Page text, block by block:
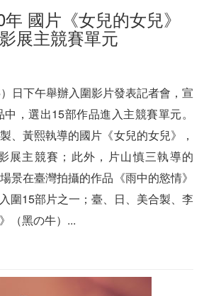
國片《女兒的女兒》
展主競賽單元
日下午舉辦入圍影片發表記者會，宣
，選出15部作品進入主競賽單元。
、黃熙執導的國片《女兒的女兒》，
展主競賽；此外，片山慎三執導的
景在臺灣拍攝的作品《雨中的慾情》
圍15部片之一；臺、日、美合製、李
（黑の牛）...